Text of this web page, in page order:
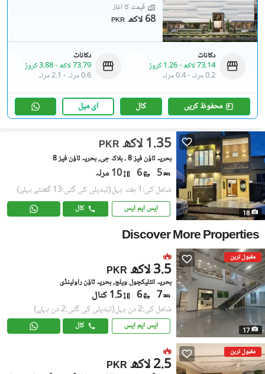
قیمت کا آغاز
PKR 68 لاکھ
دکانات
73.14 لاکھ
-1.26 کروڑ
0.2 مرلہ
-0.4 مرلہ
دکانات
73.79 لاکھ
-3.88 کروڑ
0.6 مرلہ
- 2.1 مرلہ
محفوظ کریں کال ای میل
18
PKR 1.35 لاکھ
بحریہ ٹاؤن فیز 8 ۔ بلاک جی, بحریہ ٹاؤن فیز 8
5
6 10 مرلہ
شامل کی:1 ہفتہ پہل (تبدیلی کی گئی:13 گھنٹے پہلے)
ایس ایم ایس کال
Discover More Properties
مقبول ترین
17
PKR 3.5 لاکھ
بحریہ انٹلیکچول ویلج, بحریہ ٹاؤن راولپنڈی
7
6 1.5 کنال
شامل کی:2 دن پہل (تبدیلی کی گئی:2 دن پہلے)
ایس ایم ایس کال
مقبول ترین
PKR 2.5 لاکھ